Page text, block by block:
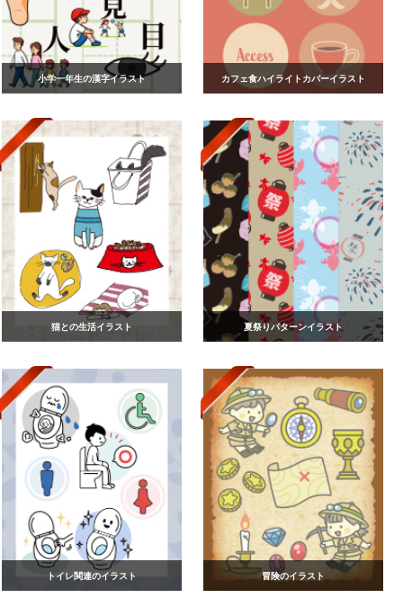
小学一年生の漢字イラスト カフェ食ハイライトカバーイラスト
猫との生活イラスト 夏祭りパターンイラスト
トイレ関連のイラスト 冒険のイラスト